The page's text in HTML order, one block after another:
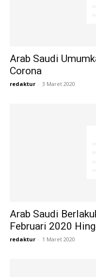
Arab Saudi
Corona
redaktur - 3 Maret 2020
Arab Saudi
Februari 2020
redaktur - 1 Maret 2020